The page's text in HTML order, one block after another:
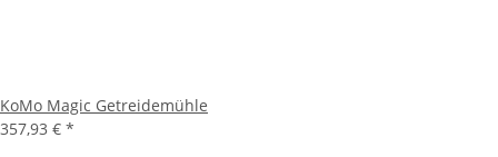
KoMo Magic Getreidemühle
357,93 € *